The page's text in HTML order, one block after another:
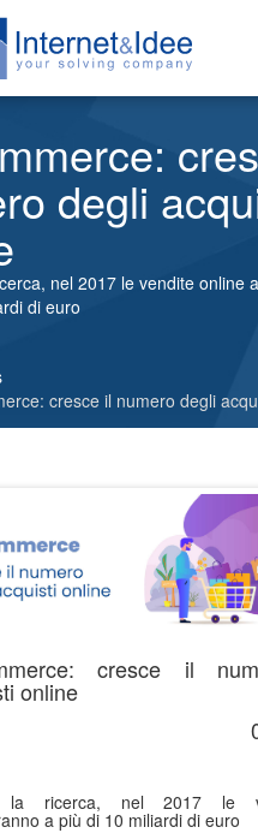
degli
nel 2017 le vendite online
di euro
cresce il numero degli
cresce il
online
la ricerca, nel 2017 le
a più di 10 miliardi di euro